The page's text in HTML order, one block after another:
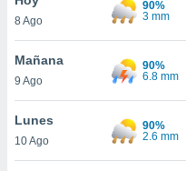
y
en
más
8 Ago
90%
3 mm
Mañana
9 Ago
90%
6.8 mm
Lunes
10 Ago
90%
2.6 mm